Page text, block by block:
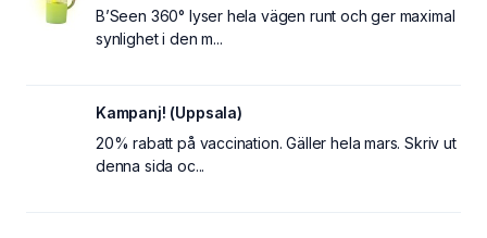
B’Seen 360° lyser hela vägen runt och ger maximal
synlighet i den m...
Kampanj! (Uppsala)
20% rabatt på vaccination. Gäller hela mars. Skriv ut
denna sida oc...